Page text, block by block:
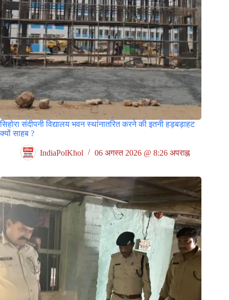
सिहोरा संदीपनी विद्यालय भवन स्थांनातरित करने की इतनी हड़बड़ाहट
क्यों साहब ?
IndiaPolKhol 06 अगस्त 2026 @ 8:26 अपराह्न